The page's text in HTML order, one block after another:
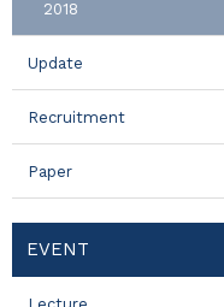
2018
Update
Recruitment
Paper
EVENT